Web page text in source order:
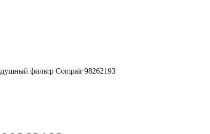
фильтр Compair 98262193